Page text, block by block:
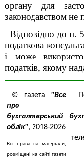
органу для
законодавством не
Відповідно до п.
податкова
і може
податків, якому
© газета "Все
про
бухгалтерський
облік", 2018-2026
Всі права на матеріали,
розміщені на сайті газети